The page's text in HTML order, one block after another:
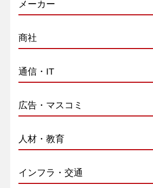
メーカー
商社
通信・IT
広告・マスコミ
人材・教育
インフラ・交通